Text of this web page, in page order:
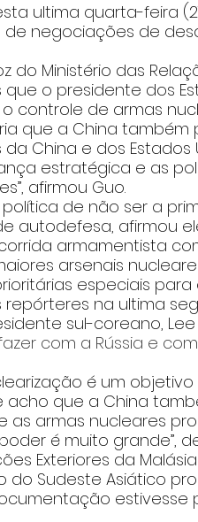
ultima quarta-feira
negociações de
do Ministério das
o presidente dos
controle de armas
que a China também
da China e dos
estratégica e as
afirmou Guo.
de não ser a
autodefesa, afirmou
armamentista
arsenais
especiais
repórteres na ultima
sul-coreano, Lee
com a Rússia e
é um
acho que a China
as armas nucleares
é muito grande”,
Exteriores da
do Sudeste Asiático
estivesse